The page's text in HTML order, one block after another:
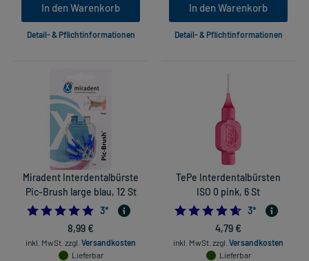
In den Warenkorb
Detail- & Pflichtinformationen
In den Warenkorb
Detail- & Pflichtinformationen
Miradent Interdentalbürste
Pic-Brush large blau, 12 St
5.0
3*
8,99 €
inkl. MwSt. zzgl. Versandkosten
Lieferbar
TePe Interdentalbürsten
ISO 0 pink, 6 St
3*
4,79 €
inkl. MwSt. zzgl. Versandkosten
Lieferbar